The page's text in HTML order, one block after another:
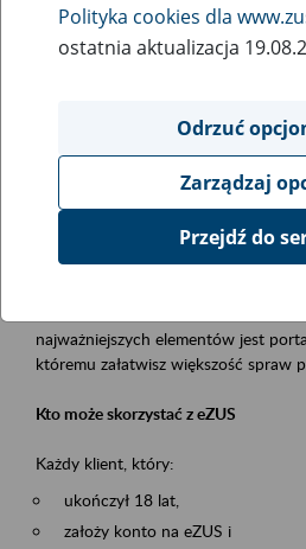
Rodzaj wydarzenia
Szkolenia
Obszar merytoryczny
obsługa klientów
Opis wydarzenia
Platforma Usług Elektronicznych
najważniejszych elementów jest
któremu załatwisz większość spraw
Kto może skorzystać z eZUS
Każdy klient, który:
ukończył 18 lat,
założy konto na eZUS i
Polityka cookies dla
ostatnia aktualizacja
Odrzuć
Zarządzaj
Przejdź do